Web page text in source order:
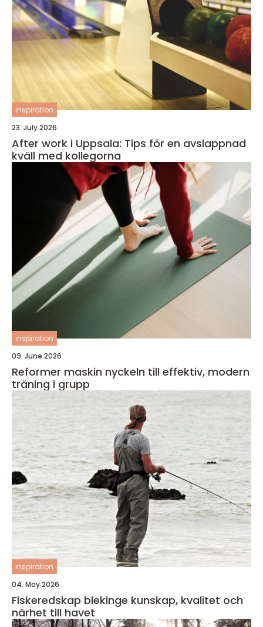
inspiration
23. July 2026
After work i Uppsala: Tips för en avslappnad
kväll med kollegorna
inspiration
09. June 2026
Reformer maskin nyckeln till effektiv, modern
träning i grupp
inspiration
04. May 2026
Fiskeredskap blekinge kunskap, kvalitet och
närhet till havet